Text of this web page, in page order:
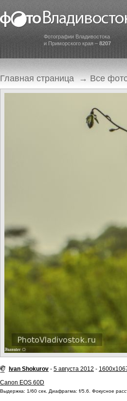
Фотографии Владивостока
и Приморского края – 8207
Главная страница → Все
Ivan Shokurov - 5 августа 2012 -
Canon EOS 60D
Выдержка: 1/60 сек. Диафрагма: f/5.6. Фокусное